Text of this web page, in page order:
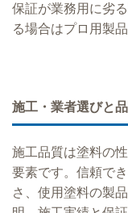
保証が業務用に劣
る場合はプロ用製
施工・業者選びと
施工品質は塗料の
要素です。信頼で
さ、使用塗料の製